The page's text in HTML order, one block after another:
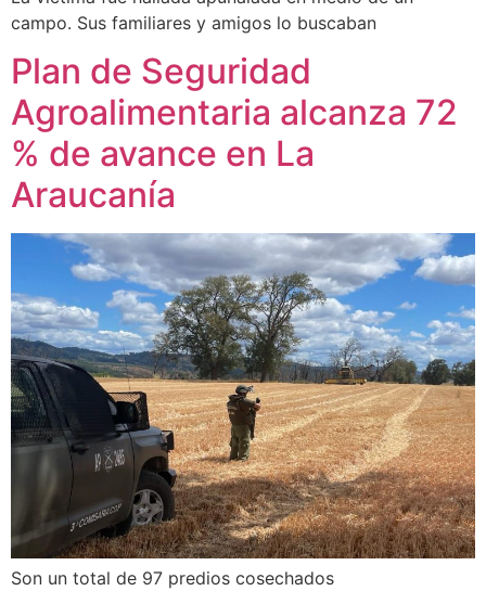
campo. Sus familiares y amigos lo buscaban
Plan de Seguridad
Agroalimentaria alcanza 72
% de avance en La
Araucanía
Son un total de 97 predios cosechados